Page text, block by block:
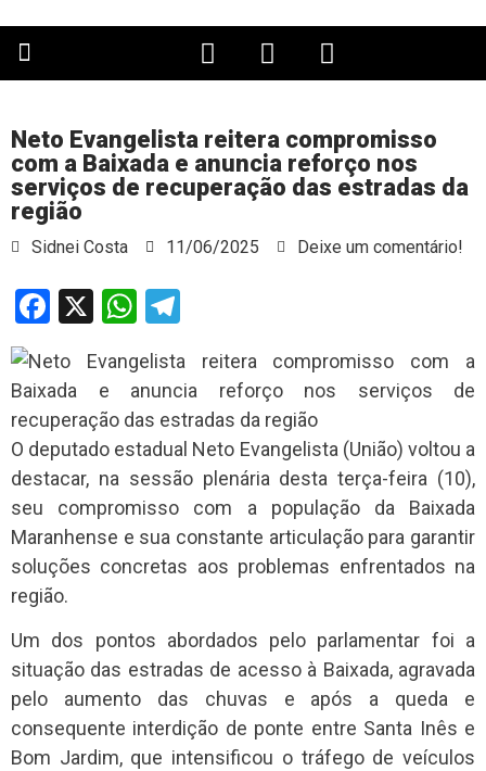
Neto Evangelista reitera compromisso
com a Baixada e anuncia reforço nos
serviços de recuperação das estradas da
região
Sidnei Costa 11/06/2025 Deixe um comentário!
Facebook
X WhatsApp
O deputado estadual Neto Evangelista (União) voltou a
destacar, na sessão plenária desta terça-feira (10),
seu compromisso com a população da Baixada
Maranhense e sua constante articulação para garantir
soluções concretas aos problemas enfrentados na
região.
Um dos pontos abordados pelo parlamentar foi a
situação das estradas de acesso à Baixada, agravada
pelo aumento das chuvas e após a queda e
consequente interdição de ponte entre Santa Inês e
Bom Jardim, que intensificou o tráfego de veículos